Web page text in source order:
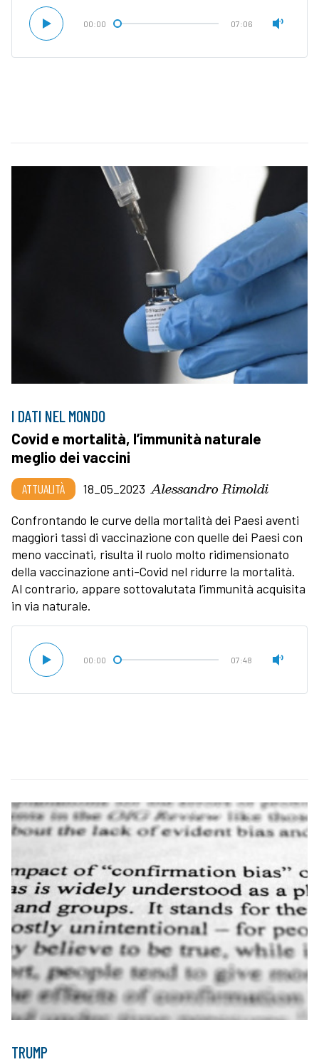
00:00 07:06
I DATI NEL MONDO
Covid e mortalità, l’immunità naturale
meglio dei vaccini
ATTUALITÀ 18_05_2023 Alessandro Rimoldi
Confrontando le curve della mortalità dei Paesi aventi
maggiori tassi di vaccinazione con quelle dei Paesi con
meno vaccinati, risulta il ruolo molto ridimensionato
della vaccinazione anti-Covid nel ridurre la mortalità.
Al contrario, appare sottovalutata l’immunità acquisita
in via naturale.
00:00 07:48
TRUMP